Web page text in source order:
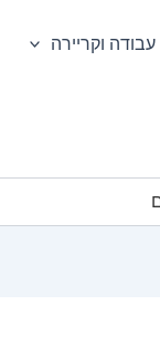
עבודה וקריירה